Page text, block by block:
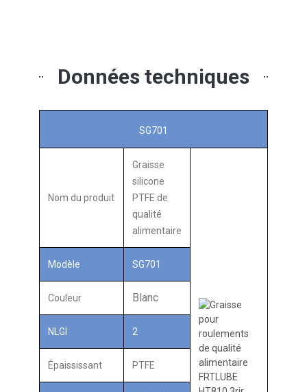
Données techniques
SG701
Nom du produit
Graisse
silicone
PTFE de
qualité
alimentaire
Modèle SG701
Couleur Blanc
NLGI 2
Épaississant PTFE